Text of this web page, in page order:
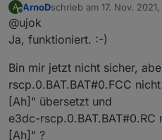
einmal MODE gesetzt
A
Offline
ArnoDschrieb am 17. Nov.
zuletzt editiert von
@ujok
Ja, funktioniert. :-)
Bin mir jetzt nicht sicher,
rscp.0.BAT.BAT#0.FCC
[Ah]" übersetzt und
e3dc-
[Ah]" ?